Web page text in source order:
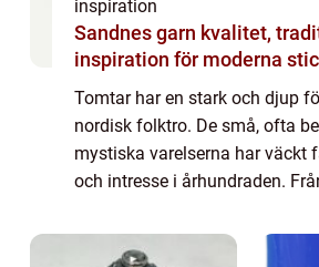
inspiration
Sandnes garn kvalitet, tradition och
inspiration för moderna
Tomtar har en stark och djup
nordisk folktro. De små, ofta
mystiska varelserna har väckt
och intresse i århundraden.
beskyddare t...